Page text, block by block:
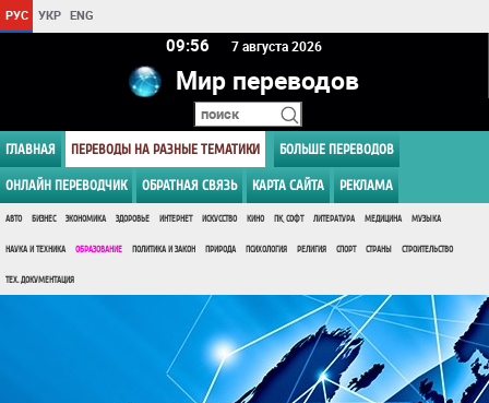
РУС УКР ENG
09 56 7 августа 2026
Мир переводов
ГЛАВНАЯ ПЕРЕВОДЫ НА РАЗНЫЕ ТЕМАТИКИ БОЛЬШЕ ПЕРЕВОДОВ
ОНЛАЙН ПЕРЕВОДЧИК ОБРАТНАЯ СВЯЗЬ КАРТА САЙТА РЕКЛАМА
АВТО БИЗНЕС ЭКОНОМИКА ЗДОРОВЬЕ ИНТЕРНЕТ ИСКУССТВО КИНО ПК, СОФТ ЛИТЕРАТУРА МЕДИЦИНА МУЗЫКА
НАУКА И ТЕХНИКА ОБРАЗОВАНИЕ ПОЛИТИКА И ЗАКОН ПРИРОДА ПСИХОЛОГИЯ РЕЛИГИЯ СПОРТ СТРАНЫ СТРОИТЕЛЬСТВО
ТЕХ. ДОКУМЕНТАЦИЯ